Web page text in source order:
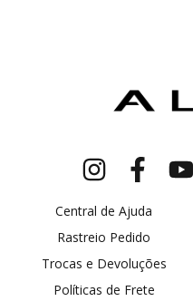
Central de Ajuda
Rastreio Pedido
Trocas e Devoluções
Políticas de Frete